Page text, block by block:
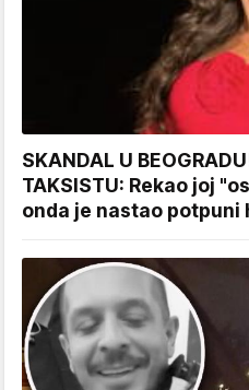
SKANDAL U
TAKSISTU: Rekao joj
onda je nastao potpuni